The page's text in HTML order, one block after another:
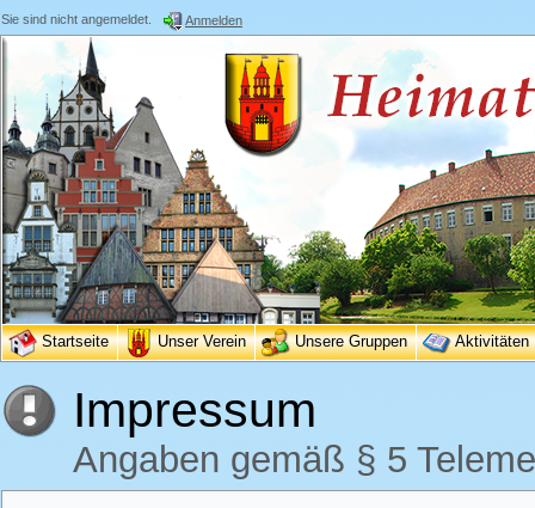
Sie sind nicht angemeldet. Anmelden
Startseite Unser Verein Unsere Gruppen Aktivitäten
Impressum
Angaben gemäß § 5